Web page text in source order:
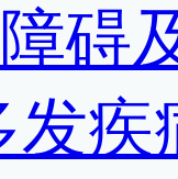
碍
发疾